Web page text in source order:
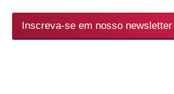
Inscreva-se em nosso newsletter